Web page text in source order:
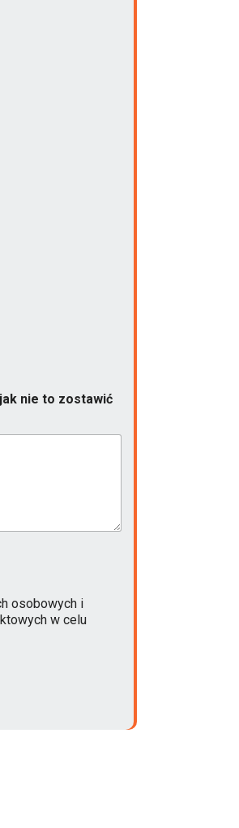
nie to zostawić
osobowych i
w celu